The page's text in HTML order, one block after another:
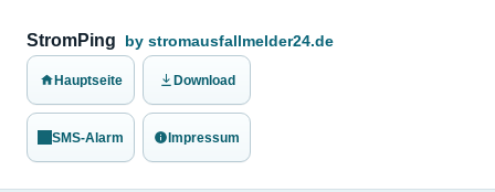
StromPing by stromausfallmelder24.de
Hauptseite Download
SMS-Alarm Impressum